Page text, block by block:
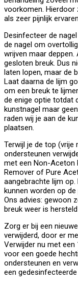
voorkomen. Hierdoor
als zeer pijnlijk
Desinfecteer de
de nagel om
wrijven maar
gesloten breuk. Dus
laten lopen, maar de
Laat daarna de lijm
om een breuk te
de enige optie totdat
kunstnagel maar
raden wij je aan de
plaatsen.
Terwijl je de top (vrije
ondersteunen
met een Non-Aceton
Remover of Pure
aangebrachte lijm op.
kunnen worden op
Ons advies: gewoon
breuk weer is
Zorg er bij een
verwijderd, door er
Verwijder nu met een
voor een goede
ondersteunen en
een